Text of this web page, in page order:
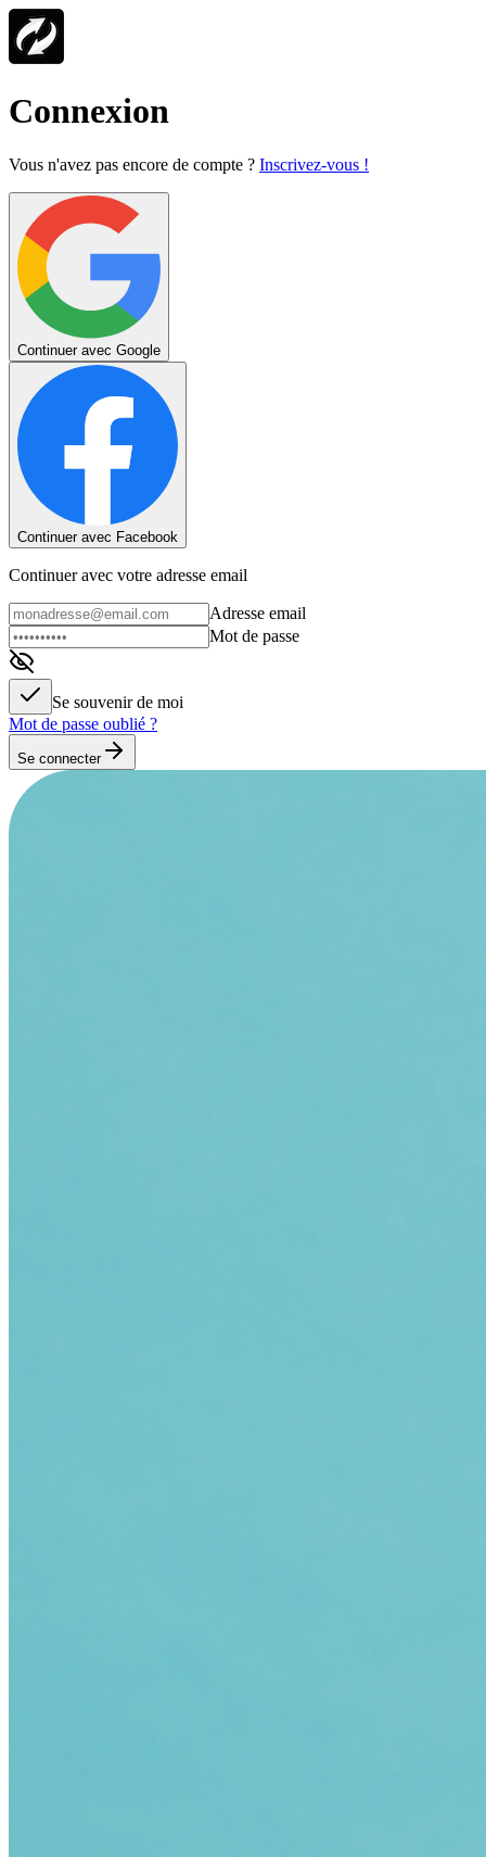
Connexion
Vous n'avez pas encore de compte ? Inscrivez-vous !
Continuer avec Google
Continuer avec Facebook
Continuer avec votre adresse email
Adresse email
Mot de passe
Se souvenir de moi
Mot de passe oublié ?
Se connecter